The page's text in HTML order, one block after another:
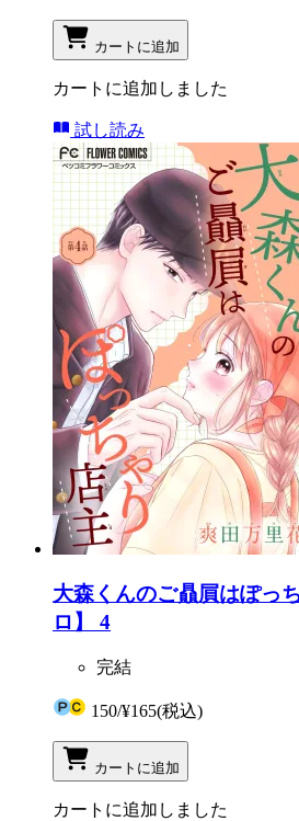
カートに追加
カートに追加しました
試し読み
大森くんのご贔屓はぽっ
ロ】 4
完結
150/¥165(税込)
カートに追加
カートに追加しました